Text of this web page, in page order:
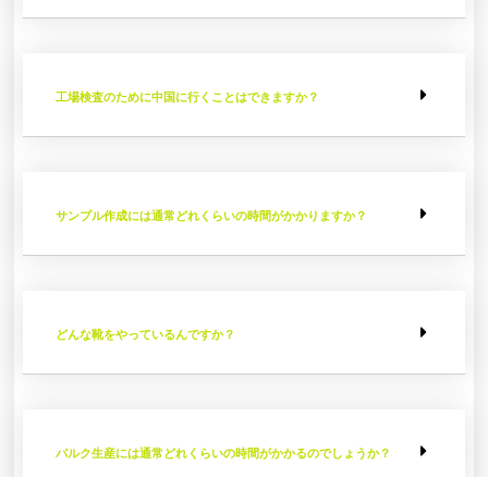
工場検査のために中国に行くことはできますか？
サンプル作成には通常どれくらいの時間がかかりますか？
どんな靴をやっているんですか？
バルク生産には通常どれくらいの時間がかかるのでしょうか？